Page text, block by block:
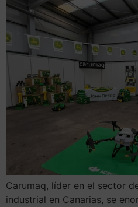
Carumaq, líder en el sector
industrial en Canarias, se